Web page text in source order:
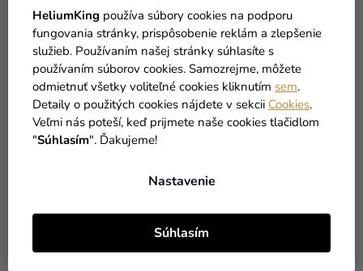
HeliumKing používa súbory cookies na podporu
fungovania stránky, prispôsobenie reklám a zlepšenie
služieb. Používaním našej stránky súhlasíte s
používaním súborov cookies. Samozrejme, môžete
odmietnuť všetky voliteľné cookies kliknutím sem.
Detaily o použitých cookies nájdete v sekcii Cookies.
Veľmi nás poteší, keď prijmete naše cookies tlačidlom
"Súhlasím". Ďakujeme!
Nastavenie
Súhlasím
DO KOŠÍKA DO KOŠÍKA
High-contrast mode
MOHLO BY VÁS ZAUJÍMAŤ
TIP